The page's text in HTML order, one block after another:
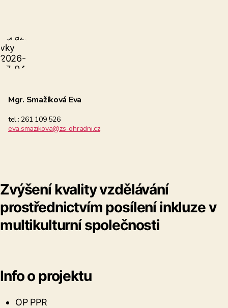
Mgr. Smažíková Eva
tel.: 261 109 526
eva.smazikova@zs-ohradni.cz
Zvýšení kvality vzdělávání
prostřednictvím posílení inkluze v
multikulturní společnosti
Info o projektu
OP PPR